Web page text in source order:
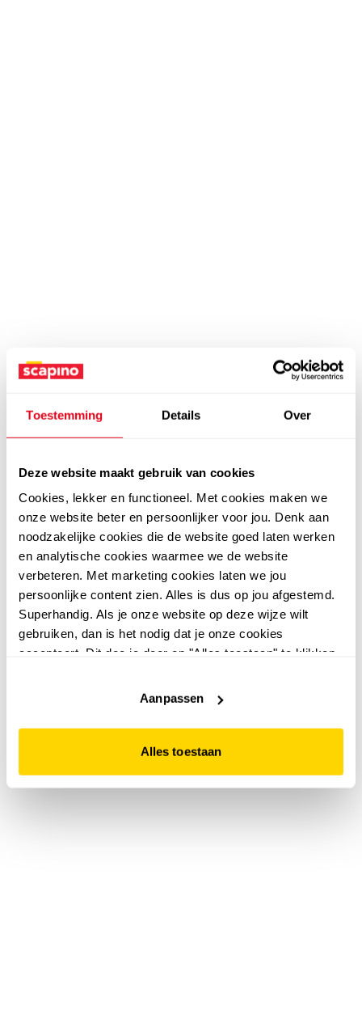
Toestemming Details Over
Deze website maakt gebruik van cookies
Cookies, lekker en functioneel. Met cookies maken we
onze website beter en persoonlijker voor jou. Denk aan
noodzakelijke cookies die de website goed laten werken
en analytische cookies waarmee we de website
verbeteren. Met marketing cookies laten we jou
persoonlijke content zien. Alles is dus op jou afgestemd.
Superhandig. Als je onze website op deze wijze wilt
gebruiken, dan is het nodig dat je onze cookies
accepteert. Dit doe je door op "Alles toestaan" te klikken.
website niet optimaal functioneert.
Aanpassen
Alles toestaan